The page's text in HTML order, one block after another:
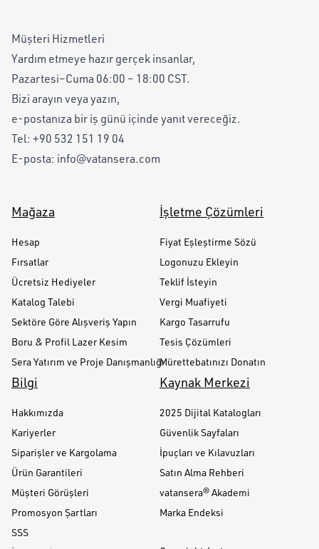
Müşteri Hizmetleri
Yardım etmeye hazır gerçek insanlar,
Pazartesi–Cuma 06:00 – 18:00 CST.
Bizi arayın veya yazın,
e-postanıza bir iş günü içinde yanıt vereceğiz.
Tel: +90 532 151 19 04
E-posta: info@vatansera.com
Mağaza
Hesap
Fırsatlar
Ücretsiz Hediyeler
Katalog Talebi
Sektöre Göre Alışveriş Yapın
Boru & Profil Lazer Kesim
Sera Yatırım ve Proje Danışmanlığı
İşletme Çözümleri
Fiyat Eşleştirme Sözü
Logonuzu Ekleyin
Teklif İsteyin
Vergi Muafiyeti
Kargo Tasarrufu
Tesis Çözümleri
Mürettebatınızı Donatın
Bilgi
Hakkımızda
Kariyerler
Siparişler ve Kargolama
Ürün Garantileri
Müşteri Görüşleri
Promosyon Şartları
SSS
Kaynak Merkezi
2025 Dijital Katalogları
Güvenlik Sayfaları
İpuçları ve Kılavuzları
Satın Alma Rehberi
vatansera® Akademi
Marka Endeksi